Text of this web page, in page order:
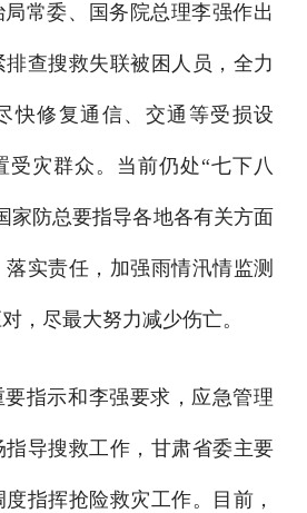
常委、国务院总理李强作出
查搜救失联被困人员，全力
快修复通信、交通等受损设
受灾群众。当前仍处“七下八
家防总要指导各地各有关方面
实责任，加强雨情汛情监测
，尽最大努力减少伤亡。
指示和李强要求，应急管理
导搜救工作，甘肃省委主要
指挥抢险救灾工作。目前，